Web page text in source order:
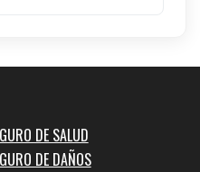
DE SALUD
DE DAÑOS